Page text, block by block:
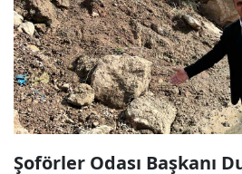
Şoförler Odası Başkanı